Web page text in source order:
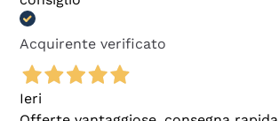
Acquirente verificato
Ieri